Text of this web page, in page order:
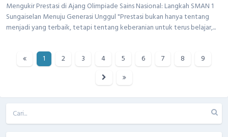
Mengukir Prestasi di Ajang Olimpiade Sains Nasional: Langkah SMAN 1
Sungaiselan Menuju Generasi Unggul "Prestasi bukan hanya tentang
menjadi yang terbaik, tetapi tentang keberanian untuk terus belajar,...
1 2 3 4 5 6 7 8 9